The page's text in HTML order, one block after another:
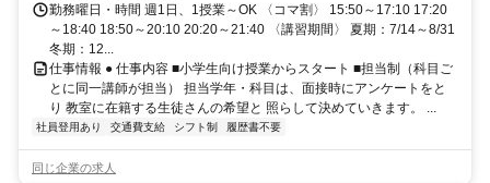
勤務曜日・時間 週1日、1授業～OK 〈コマ割〉 15:50～17:10 17:20
～18:40 18:50～20:10 20:20～21:40 〈講習期間〉 夏期：7/14～8/31
冬期：12...
仕事情報 ● 仕事内容 ■小学生向け授業からスタート ■担当制（科目ご
とに同一講師が担当） 担当学年・科目は、面接時にアンケートをと
り 教室に在籍する生徒さんの希望と 照らして決めていきます。 ...
社員登用あり 交通費支給 シフト制 履歴書不要
同じ企業の求人